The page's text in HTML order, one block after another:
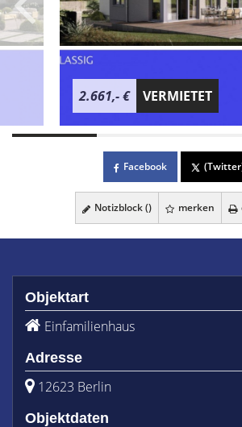
2.661,- € VERMIETET
Facebook
Notizblock () merken
Objektart
Einfamilienhaus
Adresse
12623 Berlin
Objektdaten